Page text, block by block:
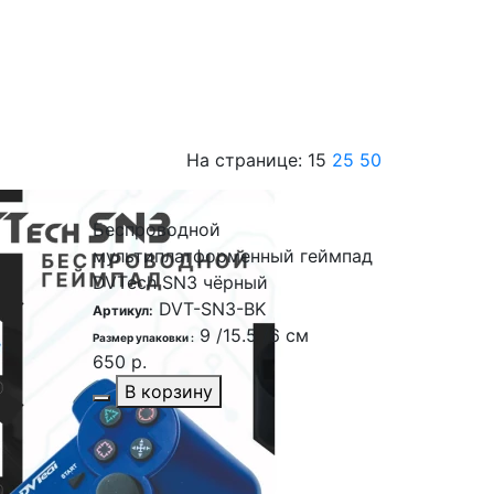
На странице: 15 25 50
Беспроводной
мультиплатформенный геймпад
DVTech SN3 чёрный
Артикул: DVT-SN3-BK
Размер упаковки :9 /15.5 /6 см
650 р.
В корзину